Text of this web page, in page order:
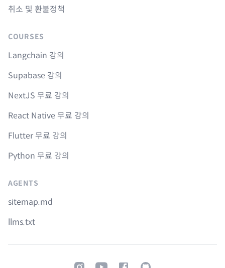
취소 및 환불정책
COURSES
Langchain 강의
Supabase 강의
NextJS 무료 강의
React Native 무료 강의
Flutter 무료 강의
Python 무료 강의
AGENTS
sitemap.md
llms.txt